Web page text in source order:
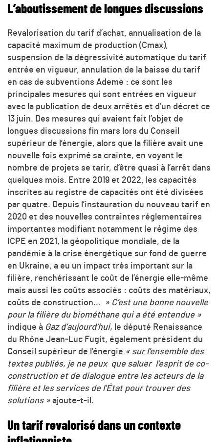
L’aboutissement de longues discussions
Revalorisation du tarif d’achat, annualisation de la
capacité maximum de production (Cmax),
suspension de la dégressivité automatique du tarif
entrée en vigueur, annulation de la baisse du tarif
en cas de subventions Ademe : ce sont les
principales mesures qui sont entrées en vigueur
avec la publication de deux arrêtés et d’un décret ce
13 juin. Des mesures qui avaient fait l’objet de
longues discussions fin mars lors du Conseil
supérieur de l’énergie, alors que la filière avait une
nouvelle fois exprimé sa crainte, en voyant le
nombre de projets se tarir, d’être quasi à l’arrêt dans
quelques mois. Entre 2019 et 2022, les capacités
inscrites au registre de capacités ont été divisées
par quatre. Depuis l’instauration du nouveau tarif en
2020 et des nouvelles contraintes réglementaires
importantes modifiant notamment le régime des
ICPE en 2021, la géopolitique mondiale, de la
pandémie à la crise énergétique sur fond de guerre
en Ukraine, a eu un impact très important sur la
filière, renchérissant le coût de l’énergie elle-même
mais aussi les coûts associés : coûts des matériaux,
coûts de construction…
» C’est une bonne nouvelle
pour la filière du biométhane qui a été entendue »
indique à Gaz d’aujourd’hui, le député Renaissance
du Rhône Jean-Luc Fugit, également président du
Conseil supérieur de l’énergie « sur l’ensemble des
textes publiés, je ne peux que saluer l’esprit de co-
construction et de dialogue entre les acteurs de la
filière et les services de l’État pour trouver des
solutions » ajoute-t-il.
Un tarif revalorisé dans un contexte